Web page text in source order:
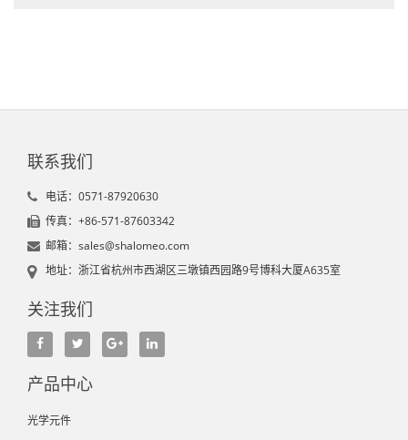
联系我们
电话：0571-87920630
传真：+86-571-87603342
邮箱：sales@shalomeo.com
地址：浙江省杭州市西湖区三墩镇西园路9号博科大厦A635室
关注我们
产品中心
光学元件